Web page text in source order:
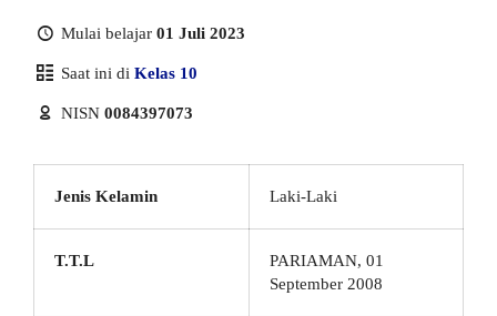
Mulai belajar 01 Juli 2023
Saat ini di Kelas 10
NISN 0084397073
Jenis Kelamin Laki-Laki
T.T.L
PARIAMAN, 01
September 2008